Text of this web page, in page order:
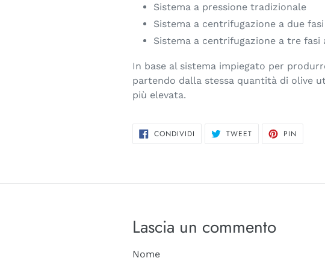
Sistema a pressione tradizionale
Sistema a centrifugazione a due
Sistema a centrifugazione a tre
In base al sistema impiegato per
partendo dalla stessa quantità di olive
più elevata.
CONDIVIDI CONDIVIDITWEETTWITTA PINPINNA
SU
Lascia un commento
Nome